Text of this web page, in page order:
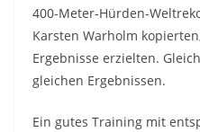
400-Meter-Hürden-
Karsten Warholm
Ergebnisse erzielten.
gleichen Ergebnissen.
Ein gutes Training mit